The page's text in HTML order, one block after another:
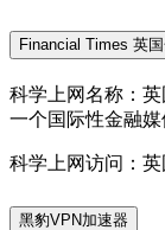
Financial Times 英
科学上网名称：
一个国际性金融媒
科学上网访问：
黑豹VPN加速器